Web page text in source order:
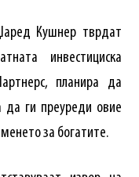
Кушнер тврдат
инвестициска
планира да
да ги преуреди овие
за богатите.